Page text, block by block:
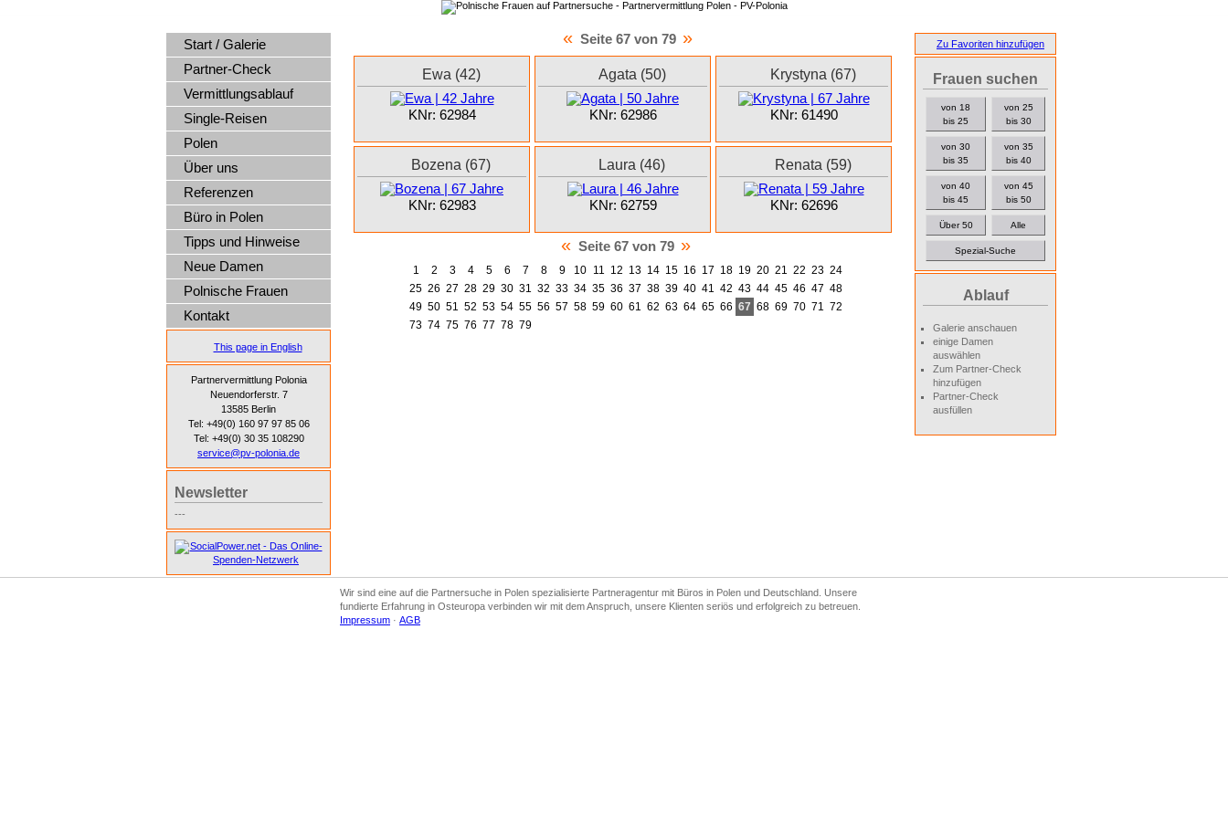
Zu Favoriten hinzufügen
Frauen suchen
von 18
bis 25
von 25
bis 30
von 30
bis 35
von 35
bis 40
von 40
bis 45
von 45
bis 50
Über 50 Alle
Spezial-Suche
Ablauf
Galerie anschauen
einige Damen
auswählen
Zum Partner-Check
hinzufügen
Partner-Check
ausfüllen
« Seite 67 von 79 »
Ewa (42)
KNr: 62984
Agata (50)
KNr: 62986
Krystyna (67)
KNr: 61490
Bozena (67)
KNr: 62983
Laura (46)
KNr: 62759
Renata (59)
KNr: 62696
« Seite 67 von 79 »
1 2 3 4 5 6 7 8 9 10 11 12 13 14 15 16 17 18 19 20 21 22 23 24
25 26 27 28 29 30 31 32 33 34 35 36 37 38 39 40 41 42 43 44 45 46 47 48
49 50 51 52 53 54 55 56 57 58 59 60 61 62 63 64 65 66 67 68 69 70 71
72
73 74 75 76 77 78 79
Start / Galerie
Partner-Check
Vermittlungsablauf
Single-Reisen
Polen
Über uns
Referenzen
Büro in Polen
Tipps und Hinweise
Neue Damen
Polnische Frauen
Kontakt
This page in English
Partnervermittlung Polonia
Neuendorferstr. 7
13585 Berlin
Tel: +49(0) 160 97 97 85 06
Tel: +49(0) 30 35 108290
service@pv-polonia.de
Newsletter
---
Wir sind eine auf die Partnersuche in Polen spezialisierte Partneragentur mit Büros in Polen und Deutschland. Unsere
fundierte Erfahrung in Osteuropa verbinden wir mit dem Anspruch, unsere Klienten seriös und erfolgreich zu betreuen.
Impressum · AGB